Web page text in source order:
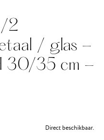
2
/ glas -
30/35 cm -
Direct beschikbaar.